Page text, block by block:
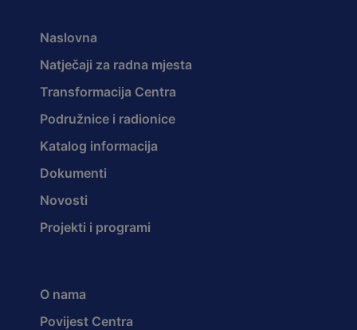
Naslovna
Natječaji za radna mjesta
Transformacija Centra
Podružnice i radionice
Katalog informacija
Dokumenti
Novosti
Projekti i programi
O nama
Povijest Centra